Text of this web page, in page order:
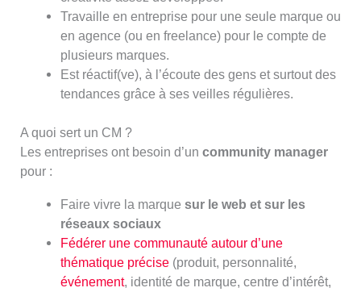
Travaille en entreprise pour une seule marque ou
en agence (ou en freelance) pour le compte de
plusieurs marques.
Est réactif(ve), à l’écoute des gens et surtout des
tendances grâce à ses veilles régulières.
A quoi sert un CM ?
Les entreprises ont besoin d’uncommunity manager
pour :
Faire vivre la marque sur le web et sur les
réseaux sociaux
Fédérer une communauté autour d’une
thématique précise(produit, personnalité,
événement, identité de marque, centre d’intérêt,